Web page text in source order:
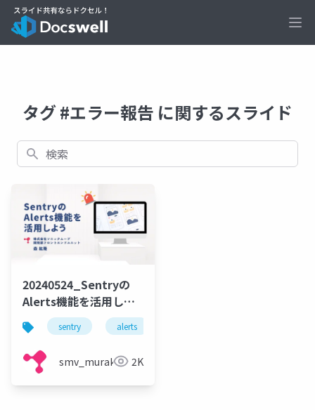
タグ #エラー報告 に関するスライド
検索
20240524_Sentryの
Alerts機能を活用しよ
う
sentry alerts
smv_murakami2K